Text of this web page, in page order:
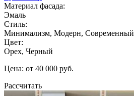
Материал фасада:
Эмаль
Стиль:
Минимализм, Модерн, Современный
Цвет:
Орех, Черный
Цена: от 40 000 руб.
Рассчитать